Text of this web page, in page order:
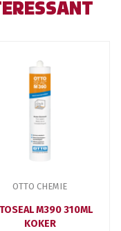
OTTO CHEMIE
M390 310ML
KOKER